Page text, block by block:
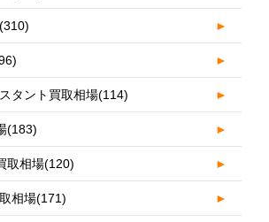
(310) ►
►
タント買取相場(114) ►
(183) ►
取相場(120) ►
相場(171) ►